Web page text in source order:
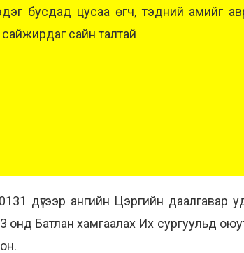
бусдад цусаа өгч, тэдний амийг
сайжирдаг сайн талтай
дүгээр ангийн Цэргийн даалгавар
Батлан хамгаалах Их сургуульд